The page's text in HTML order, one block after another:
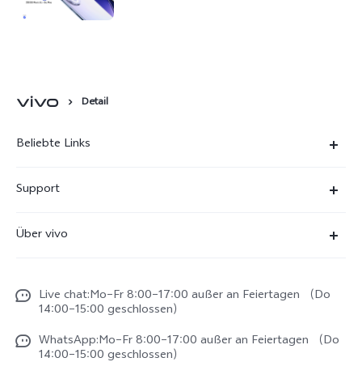
Detail
Beliebte Links
X300
V70
V70 FE
Support
Funtouch OS
IMEI-Authentifizierung
System Verbesserung
Über vivo
Impressum
Rechtliche Hinweise
Live chat:Mo–Fr 8:00–17:00 außer an Feiertagen （Do
14:00–15:00 geschlossen）
WhatsApp:Mo–Fr 8:00–17:00 außer an Feiertagen （Do
14:00–15:00 geschlossen）